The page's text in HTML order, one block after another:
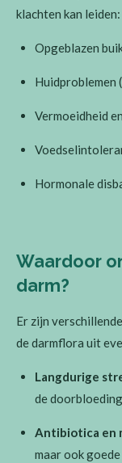
klachten kan leiden:
Opgeblazen
Huidproblemen
Vermoeidheid
Hormonale
Waardoor
darm?
Er zijn
de darmflora uit
Langdurige
de
Antibiotica en
maar ook